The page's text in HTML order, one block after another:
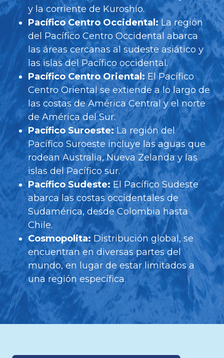
y la corriente de Kuroshio.
Pacífico Centro Occidental:La región
del Pacífico Centro Occidental abarca
las áreas cercanas al sudeste asiático y
las islas del Pacífico occidental.
Pacífico Centro Oriental:El Pacífico
Centro Oriental se extiende a lo largo de
las costas de América Central y el norte
de América del Sur.
Pacífico Suroeste: La región del
Pacífico Suroeste incluye las aguas que
rodean Australia, Nueva Zelanda y las
islas del Pacífico sur.
Pacífico Sudeste:El Pacífico Sudeste
abarca las costas occidentales de
Sudamérica, desde Colombia hasta
Chile.
Cosmopolita: Distribución global, se
encuentran en diversas partes del
mundo, en lugar de estar limitados a
una región específica.